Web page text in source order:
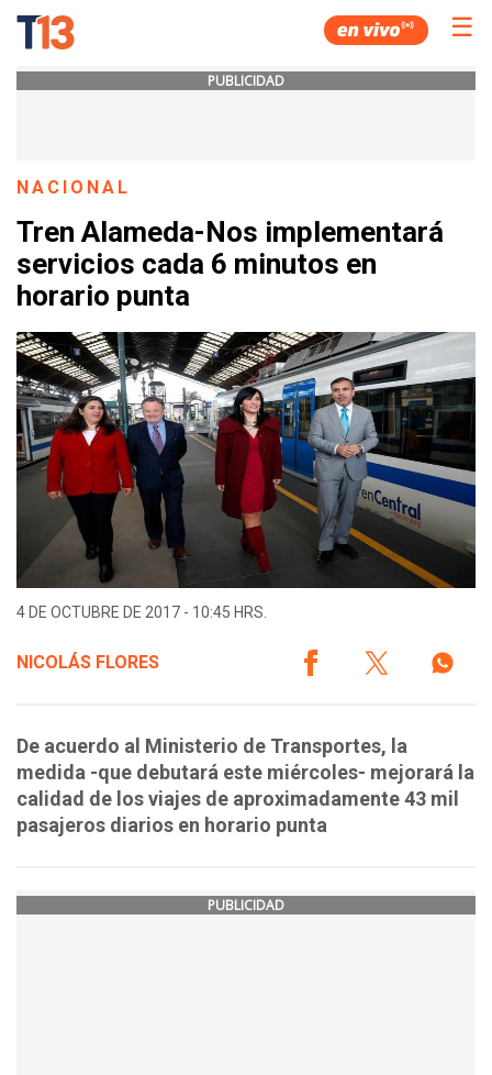
☰
PUBLICIDAD
NACIONAL
Tren Alameda-Nos implementará
servicios cada 6 minutos en
horario punta
4 DE OCTUBRE DE 2017 - 10:45 HRS.
NICOLÁS FLORES
De acuerdo al Ministerio de Transportes, la
medida -que debutará este miércoles- mejorará la
calidad de los viajes de aproximadamente 43 mil
pasajeros diarios en horario punta
PUBLICIDAD